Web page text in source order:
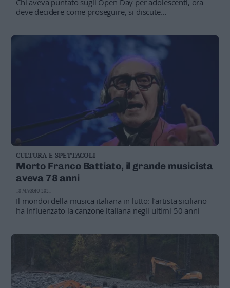
deve decidere come proseguire, si discute
non usarlo sui giovani (ma ogni regione ha fatto quello
CULTURA E SPETTACOLI
Morto Franco Battiato, il grande musicista
aveva 78 anni
Il mondoi della musica italiana in lutto: l’artista siciliano
ha influenzato la canzone italiana negli ultimi 50 anni
18 MAGGIO 2021